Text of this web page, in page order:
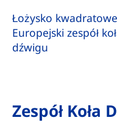
Łożysko kwadratowe
Europejski zespół
dźwigu
Zespół Koła